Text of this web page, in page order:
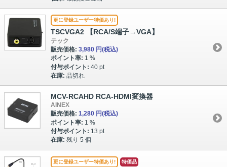
更に登録ユーザー特価あり!
TSCVGA2 【RCA/S端子→VGA】
テック
販売価格: 3,980 円(税込)
ポイント率: 1 %
付与ポイント: 40 pt
在庫: 品切れ
MCV-RCAHD RCA-HDMI変換器
AINEX
販売価格: 1,280 円(税込)
ポイント率: 1 %
付与ポイント: 13 pt
在庫: 残り 5 個
更に登録ユーザー特価あり! 特価品